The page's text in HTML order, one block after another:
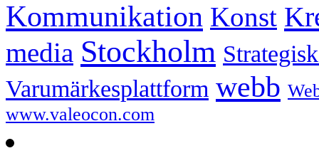
Kommunikation Konst
media Stockholm
Varumärkesplattform webb
www.valeocon.com